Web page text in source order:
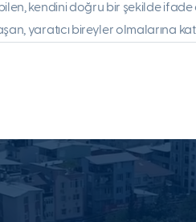
kendini doğru bir şekilde
yaratıcı bireyler olmalarına